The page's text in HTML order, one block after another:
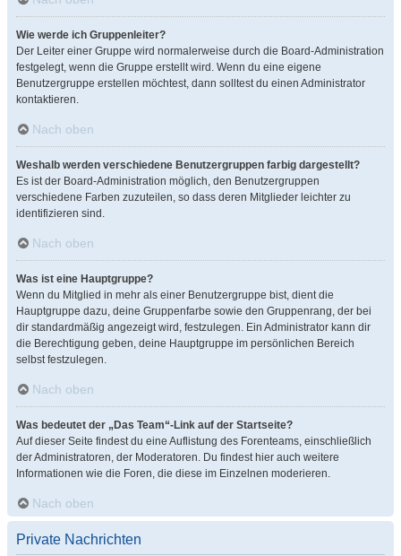
Wie werde ich Gruppenleiter?
Der Leiter einer Gruppe wird normalerweise durch die Board-Administration
festgelegt, wenn die Gruppe erstellt wird. Wenn du eine eigene
Benutzergruppe erstellen möchtest, dann solltest du einen Administrator
kontaktieren.
Nach oben
Weshalb werden verschiedene Benutzergruppen farbig dargestellt?
Es ist der Board-Administration möglich, den Benutzergruppen
verschiedene Farben zuzuteilen, so dass deren Mitglieder leichter zu
identifizieren sind.
Nach oben
Was ist eine Hauptgruppe?
Wenn du Mitglied in mehr als einer Benutzergruppe bist, dient die
Hauptgruppe dazu, deine Gruppenfarbe sowie den Gruppenrang, der bei
dir standardmäßig angezeigt wird, festzulegen. Ein Administrator kann dir
die Berechtigung geben, deine Hauptgruppe im persönlichen Bereich
selbst festzulegen.
Nach oben
Was bedeutet der „Das Team“-Link auf der Startseite?
Auf dieser Seite findest du eine Auflistung des Forenteams, einschließlich
der Administratoren, der Moderatoren. Du findest hier auch weitere
Informationen wie die Foren, die diese im Einzelnen moderieren.
Nach oben
Private Nachrichten